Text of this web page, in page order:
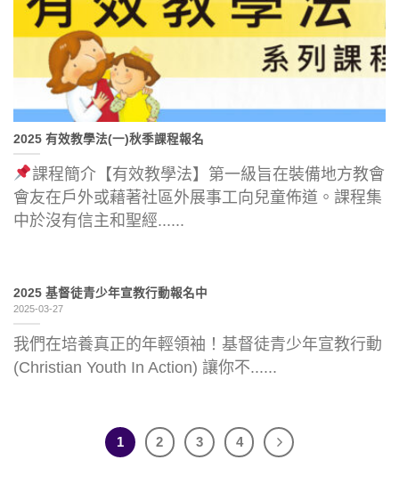
2025 有效教學法(一)秋季課程報名
課程簡介【有效教學法】第一級旨在裝備地方教會
會友在戶外或藉著社區外展事工向兒童佈道。課程集
中於沒有信主和聖經......
2025 基督徒青少年宣教行動報名中
2025-03-27
我們在培養真正的年輕領袖！基督徒青少年宣教行動
(Christian Youth In Action) 讓你不......
1 2 3 4